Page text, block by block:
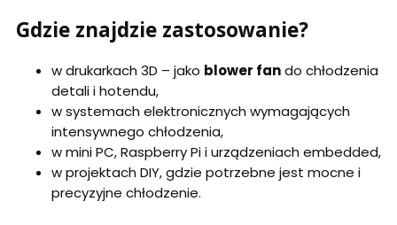
Gdzie znajdzie zastosowanie?
w drukarkach 3D – jako blower fando chłodzenia
detali i hotendu,
w systemach elektronicznych wymagających
intensywnego chłodzenia,
w mini PC, Raspberry Pi i urządzeniach embedded,
w projektach DIY, gdzie potrzebne jest mocne i
precyzyjne chłodzenie.